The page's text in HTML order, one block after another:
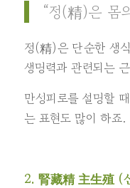
“정(精)은 몸
정(精)은 단순한 생
생명력과 관련되는
만성피로를 설명할
는 표현도 많이 하죠.
2. 腎藏精 主生殖 (